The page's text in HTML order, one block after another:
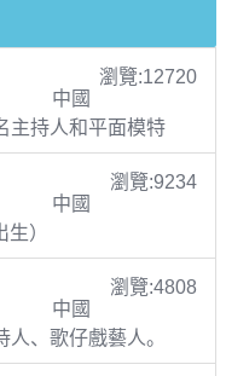
瀏覽:12720
中國
主持人和平面模特
瀏覽:9234
中國
）
瀏覽:4808
中國
、歌仔戲藝人。